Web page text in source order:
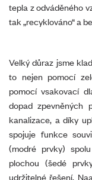
tepla z odváděného
tak „recyklováno“ a
Velký důraz jsme
to nejen pomocí
pomocí vsakovací
dopad zpevněných
kanalizace, a díky
spojuje funkce
(modré prvky)
plochou (šedé
udržitelné řešení.